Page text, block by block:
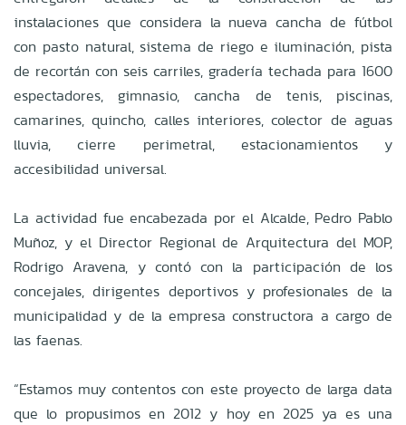
instalaciones que considera la nueva cancha de fútbol
con pasto natural, sistema de riego e iluminación, pista
de recortán con seis carriles, gradería techada para 1600
espectadores, gimnasio, cancha de tenis, piscinas,
camarines, quincho, calles interiores, colector de aguas
lluvia, cierre perimetral, estacionamientos y
accesibilidad universal.
La actividad fue encabezada por el Alcalde, Pedro Pablo
Muñoz, y el Director Regional de Arquitectura del MOP,
Rodrigo Aravena, y contó con la participación de los
concejales, dirigentes deportivos y profesionales de la
municipalidad y de la empresa constructora a cargo de
las faenas.
“Estamos muy contentos con este proyecto de larga data
que lo propusimos en 2012 y hoy en 2025 ya es una